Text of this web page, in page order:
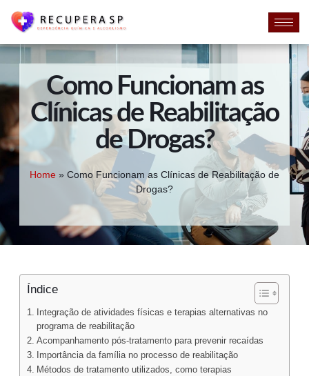
Como Funcionam as
Clínicas de Reabilitação
de Drogas?
Home » Como Funcionam as Clínicas de Reabilitação de
Drogas?
Índice
Integração de atividades físicas e terapias alternativas no
programa de reabilitação
Acompanhamento pós-tratamento para prevenir recaídas
Importância da família no processo de reabilitação
Métodos de tratamento utilizados, como terapias